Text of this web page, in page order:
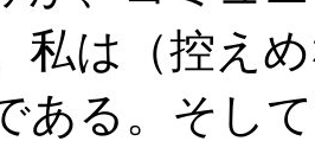
私は（控え
ある。そし